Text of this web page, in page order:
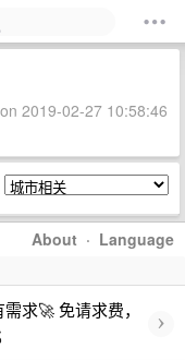
2019-02-27 10:58:46
About · Language
求🚀 免请求费，
›